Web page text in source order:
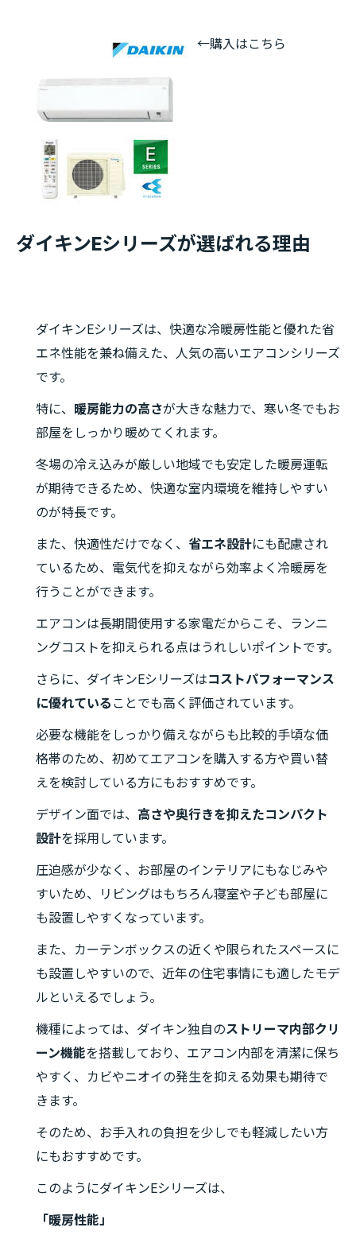
←購入はこちら
ダイキンEシリーズが選ばれる理由
ダイキンEシリーズは、快適な冷暖房性能と優れた省
エネ性能を兼ね備えた、人気の高いエアコンシリーズ
です。
特に、 暖房能力の高さが大きな魅力で、寒い冬でもお
部屋をしっかり暖めてくれます。
冬場の冷え込みが厳しい地域でも安定した暖房運転
が期待できるため、快適な室内環境を維持しやすい
のが特長です。
また、快適性だけでなく、 省エネ設計にも配慮され
ているため、電気代を抑えながら効率よく冷暖房を
行うことができます。
エアコンは長期間使用する家電だからこそ、ランニ
ングコストを抑えられる点はうれしいポイントです。
さらに、ダイキンEシリーズはコストパフォーマンス
に優れている ことでも高く評価されています。
必要な機能をしっかり備えながらも比較的手頃な価
格帯のため、初めてエアコンを購入する方や買い替
えを検討している方にもおすすめです。
デザイン面では、 高さや奥行きを抑えたコンパクト
設計を採用しています。
圧迫感が少なく、お部屋のインテリアにもなじみや
すいため、リビングはもちろん寝室や子ども部屋に
も設置しやすくなっています。
また、カーテンボックスの近くや限られたスペースに
も設置しやすいので、近年の住宅事情にも適したモデ
ルといえるでしょう。
機種によっては、ダイキン独自のストリーマ内部クリ
ーン機能を搭載しており、エアコン内部を清潔に保ち
やすく、カビやニオイの発生を抑える効果も期待で
きます。
そのため、お手入れの負担を少しでも軽減したい方
にもおすすめです。
このようにダイキンEシリーズは、
「暖房性能」